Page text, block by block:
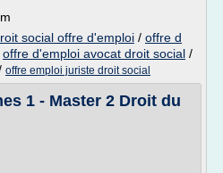
social offre d'emploi / offre d
offre d'emploi avocat droit social /
offre emploi juriste droit social
1 - Master 2 Droit du